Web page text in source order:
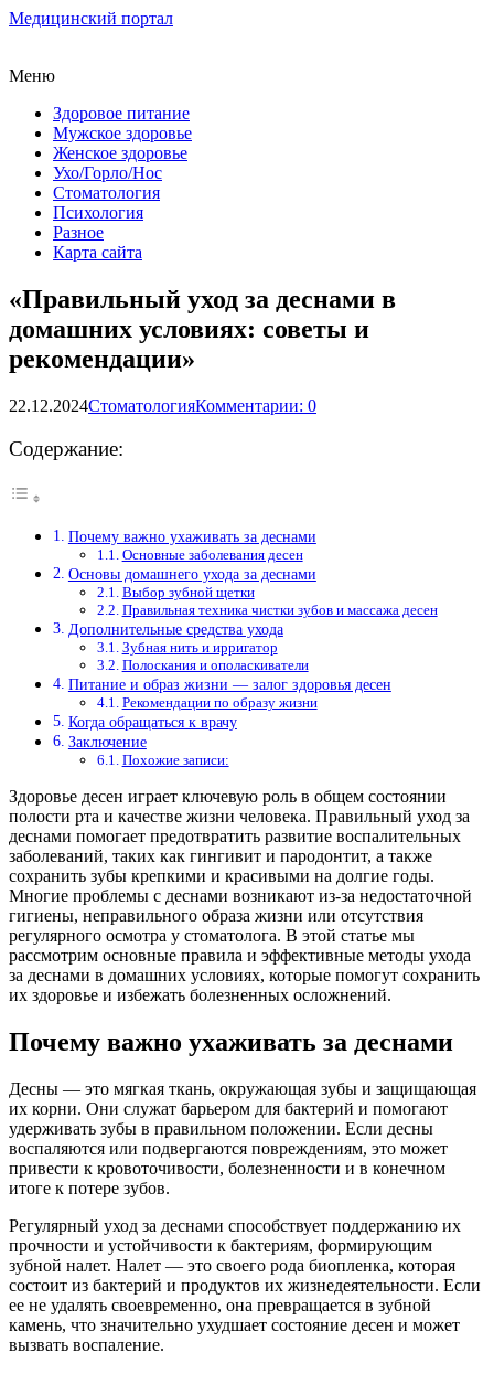
Медицинский портал
Меню
Здоровое питание
Мужское здоровье
Женское здоровье
Ухо/Горло/Нос
Стоматология
Психология
Разное
Карта сайта
«Правильный уход за деснами в
домашних условиях: советы и
рекомендации»
22.12.2024СтоматологияКомментарии: 0
Содержание:
Почему важно ухаживать за деснами
Основные заболевания десен
Основы домашнего ухода за деснами
Выбор зубной щетки
Правильная техника чистки зубов и массажа десен
Дополнительные средства ухода
Зубная нить и ирригатор
Полоскания и ополаскиватели
Питание и образ жизни — залог здоровья десен
Рекомендации по образу жизни
Когда обращаться к врачу
Заключение
Похожие записи:
Здоровье десен играет ключевую роль в общем состоянии
полости рта и качестве жизни человека. Правильный уход за
деснами помогает предотвратить развитие воспалительных
заболеваний, таких как гингивит и пародонтит, а также
сохранить зубы крепкими и красивыми на долгие годы.
Многие проблемы с деснами возникают из-за недостаточной
гигиены, неправильного образа жизни или отсутствия
регулярного осмотра у стоматолога. В этой статье мы
рассмотрим основные правила и эффективные методы ухода
за деснами в домашних условиях, которые помогут сохранить
их здоровье и избежать болезненных осложнений.
Почему важно ухаживать за деснами
Десны — это мягкая ткань, окружающая зубы и защищающая
их корни. Они служат барьером для бактерий и помогают
удерживать зубы в правильном положении. Если десны
воспаляются или подвергаются повреждениям, это может
привести к кровоточивости, болезненности и в конечном
итоге к потере зубов.
Регулярный уход за деснами способствует поддержанию их
прочности и устойчивости к бактериям, формирующим
зубной налет. Налет — это своего рода биопленка, которая
состоит из бактерий и продуктов их жизнедеятельности. Если
ее не удалять своевременно, она превращается в зубной
камень, что значительно ухудшает состояние десен и может
вызвать воспаление.